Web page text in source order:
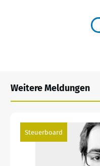
Weitere Meldungen
Steuerboard